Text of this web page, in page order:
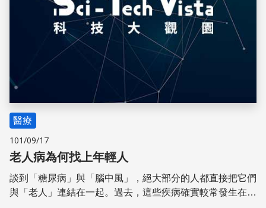
醫療
101/09/17
老人病為何找上年輕人
談到「糖尿病」與「腦中風」，絕大部分的人都直接把它們
與「老人」連結在一起。過去，這些疾病確實較常發生在老